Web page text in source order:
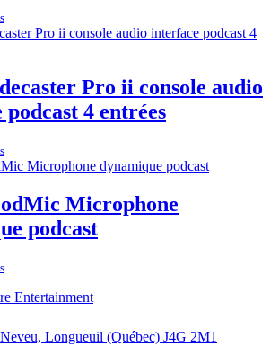
Pro ii console audio
4 entrées
Microphone
podcast
Longueuil (Québec) J4G 2M1